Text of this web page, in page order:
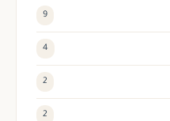
9
4
2
2